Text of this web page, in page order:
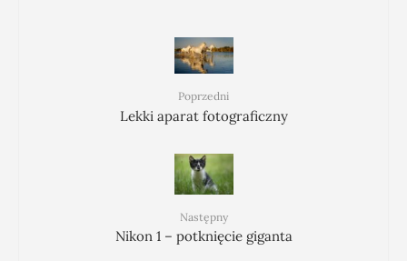
Poprzedni
Lekki aparat fotograficzny
Następny
Nikon 1 – potknięcie giganta